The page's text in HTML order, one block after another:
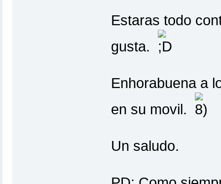
Estaras todo
gusta.
Enhorabuena a
en su movil.
Un saludo.